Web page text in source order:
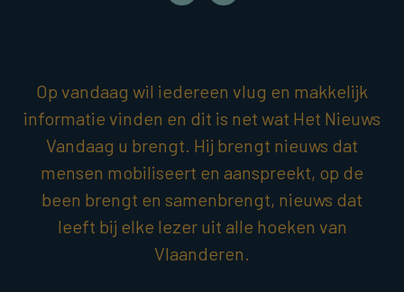
Op vandaag wil iedereen vlug en makkelijk
informatie vinden en dit is net wat Het Nieuws
Vandaag u brengt. Hij brengt nieuws dat
mensen mobiliseert en aanspreekt, op de
been brengt en samenbrengt, nieuws dat
leeft bij elke lezer uit alle hoeken van
Vlaanderen.